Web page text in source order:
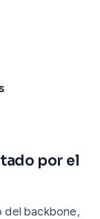
por el
del backbone,